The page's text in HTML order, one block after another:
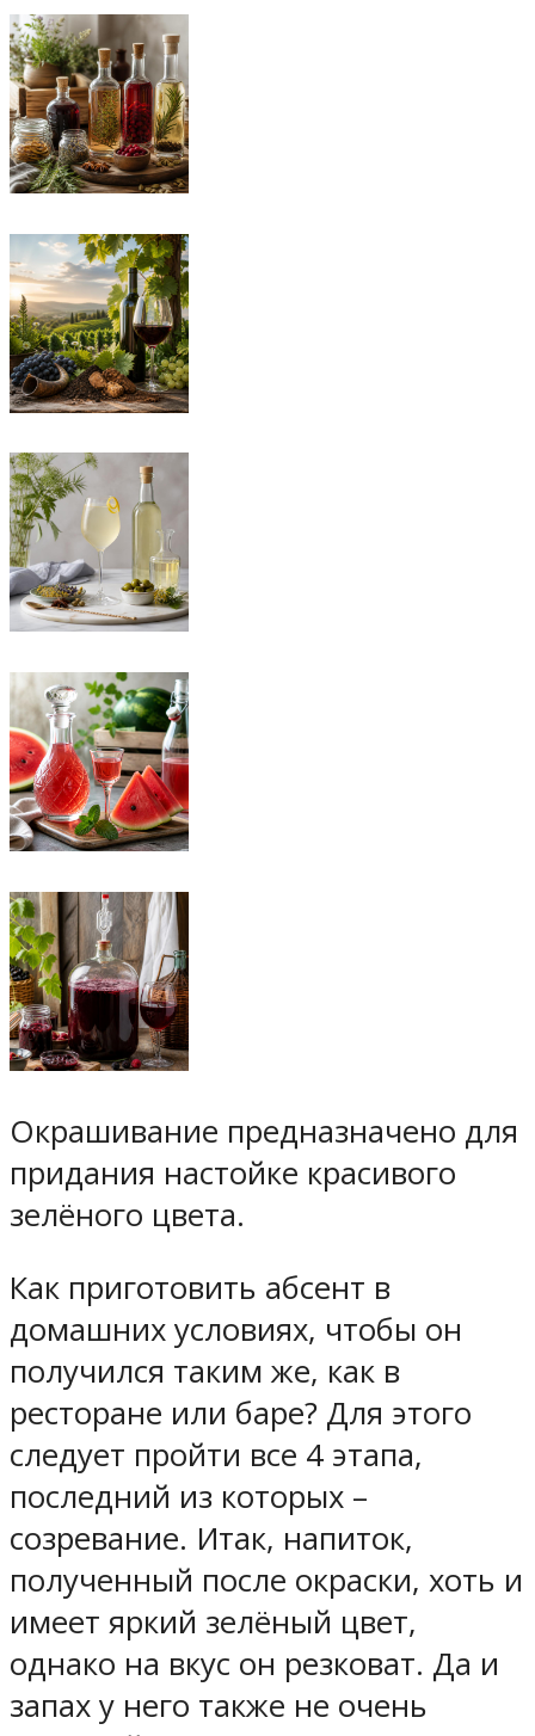
Окрашивание предназначено для
придания настойке красивого
зелёного цвета.
Как приготовить абсент в
домашних условиях, чтобы он
получился таким же, как в
ресторане или баре? Для этого
следует пройти все 4 этапа,
последний из которых –
созревание. Итак, напиток,
полученный после окраски, хоть и
имеет яркий зелёный цвет,
однако на вкус он резковат. Да и
запах у него также не очень